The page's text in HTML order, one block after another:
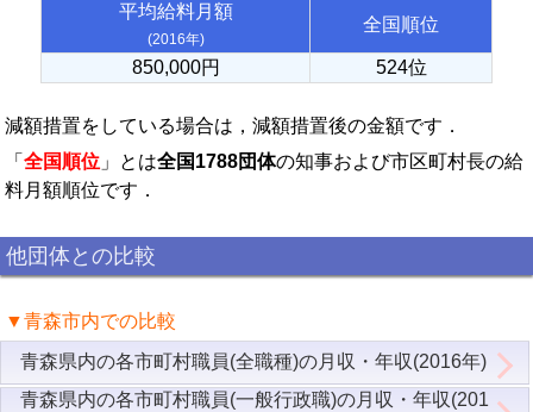
平均給料月額
(2016年)
全国順位
850,000円 524位
減額措置をしている場合は，減額措置後の金額です．
「 全国順位 」とは全国1788団体の知事および市区町村長の給
料月額順位です．
他団体との比較
▼青森市内での比較
青森県内の各市町村職員(全職種)の月収・年収(2016年)
青森県内の各市町村職員(一般行政職)の月収・年収(201